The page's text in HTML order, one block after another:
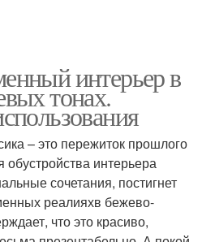
интерьер в
тонах.
– это пережиток прошлого
обустройства интерьера
сочетания, постигнет
реалияхв бежево-
что это красиво,